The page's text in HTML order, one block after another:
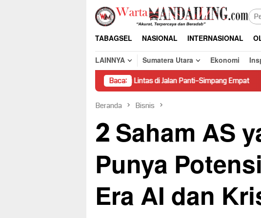
Loncat
konten
TABAGSEL NASIONAL INTERNASIONAL
LAINNYA
Sumatera Utara Ekonomi
Baca:
Hambat Arus Lalu Lintas di Jalan Panti–Simpang Empat Prestasi Jadi
Beranda Bisnis
2 Saham AS
Punya
Era AI dan